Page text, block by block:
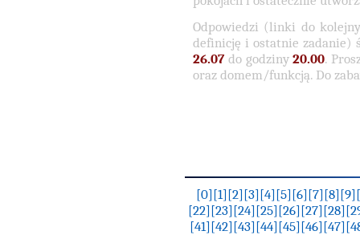
Odpowiedzi (linki do
definicję i ostatnie zadanie)
26.07 do godziny20.00.
oraz domem/funkcją. Do
[0][1][2][3][4][5][6][7][8][9]
[22][23][24][25][26][27][28]
[41][42][43][44][45][46][47]